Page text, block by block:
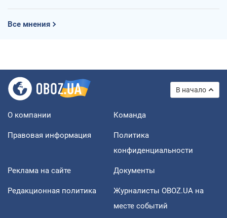
Все мнения
В начало
О компании Команда
Правовая информация
Политика
конфиденциальности
Реклама на сайте Документы
Редакционная политика
Журналисты OBOZ.UA на
месте событий